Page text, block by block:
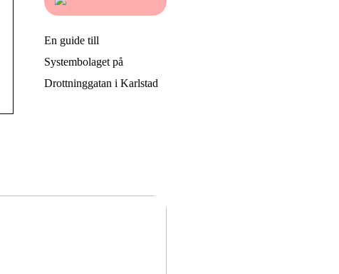
En guide till
Systembolaget på
Drottninggatan i Karlstad